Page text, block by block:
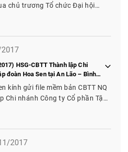
chủ trương Tổ chức Đại hội
NĐTC 2017-2018
HSG-CBTT Thành lập Chi
đoàn Hoa Sen tại An Lão – Bình
ty Cổ phần Tập đoàn Hoa Sen tại
kính gửi file mềm bản CBTT NQ
Chi nhánh Công ty Cổ phần Tập
– Bình Định, Chi nhánh Số 2
Hoa Sen tại Phù Cát – Bình
2017